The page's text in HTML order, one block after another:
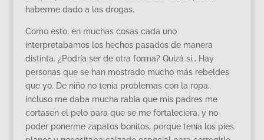
haberme dado a las drogas.
Como esto, en muchas cosas cada uno
interpretabamos los hechos pasados de manera
distinta. ¿Podría ser de otra forma? Quizá sí… Hay
personas que se han mostrado mucho más rebeldes
que yo. De niño no tenía problemas con la ropa,
incluso me daba mucha rabia que mis padres me
cortasen el pelo para que se me fortaleciera, y no
poder ponerme zapatos bonitos, porque tenía los pies